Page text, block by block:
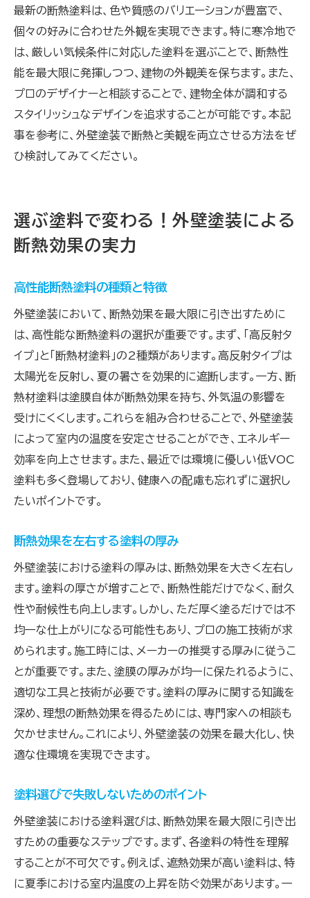
最新の断熱塗料は、色や質感のバリエーションが豊富で、
個々の好みに合わせた外観を実現できます。特に寒冷地で
は、厳しい気候条件に対応した塗料を選ぶことで、断熱性
能を最大限に発揮しつつ、建物の外観美を保ちます。また、
プロのデザイナーと相談することで、建物全体が調和する
スタイリッシュなデザインを追求することが可能です。本記
事を参考に、外壁塗装で断熱と美観を両立させる方法をぜ
ひ検討してみてください。
選ぶ塗料で変わる！外壁塗装による
断熱効果の実力
高性能断熱塗料の種類と特徴
外壁塗装において、断熱効果を最大限に引き出すために
は、高性能な断熱塗料の選択が重要です。まず、「高反射タ
イプ」と「断熱材塗料」の2種類があります。高反射タイプは
太陽光を反射し、夏の暑さを効果的に遮断します。一方、断
熱材塗料は塗膜自体が断熱効果を持ち、外気温の影響を
受けにくくします。これらを組み合わせることで、外壁塗装
によって室内の温度を安定させることができ、エネルギー
効率を向上させます。また、最近では環境に優しい低VOC
塗料も多く登場しており、健康への配慮も忘れずに選択し
たいポイントです。
断熱効果を左右する塗料の厚み
外壁塗装における塗料の厚みは、断熱効果を大きく左右し
ます。塗料の厚さが増すことで、断熱性能だけでなく、耐久
性や耐候性も向上します。しかし、ただ厚く塗るだけでは不
均一な仕上がりになる可能性もあり、プロの施工技術が求
められます。施工時には、メーカーの推奨する厚みに従うこ
とが重要です。また、塗膜の厚みが均一に保たれるように、
適切な工具と技術が必要です。塗料の厚みに関する知識を
深め、理想の断熱効果を得るためには、専門家への相談も
欠かせません。これにより、外壁塗装の効果を最大化し、快
適な住環境を実現できます。
塗料選びで失敗しないためのポイント
外壁塗装における塗料選びは、断熱効果を最大限に引き出
すための重要なステップです。まず、各塗料の特性を理解
することが不可欠です。例えば、遮熱効果が高い塗料は、特
に夏季における室内温度の上昇を防ぐ効果があります。一